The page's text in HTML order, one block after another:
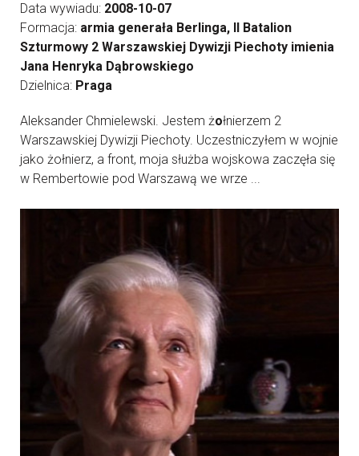
Data wywiadu: 2008-10-07
Formacja: armia generała Berlinga, II Batalion
Szturmowy 2 Warszawskiej Dywizji Piechoty imienia
Jana Henryka Dąbrowskiego
Dzielnica: Praga
Aleksander Chmielewski. Jestem żołnierzem 2
Warszawskiej Dywizji Piechoty. Uczestniczyłem w wojnie
jako żołnierz, a front, moja służba wojskowa zaczęła się
w Rembertowie pod Warszawą we wrze ...